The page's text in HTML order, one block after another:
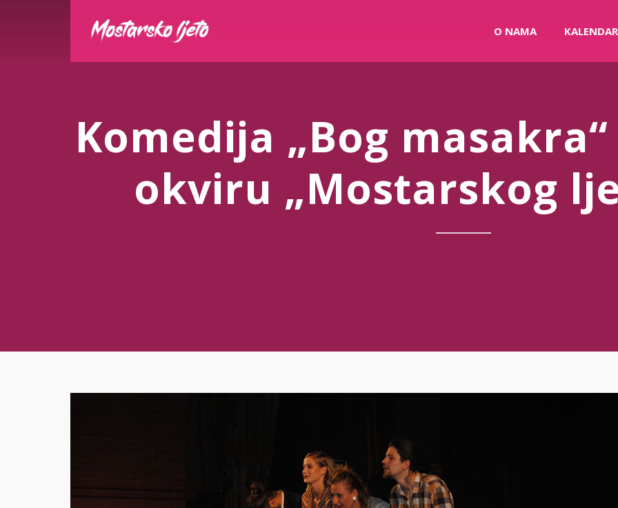
O NAMA KALENDAR
Komedija „Bog
okviru „Mostarskog